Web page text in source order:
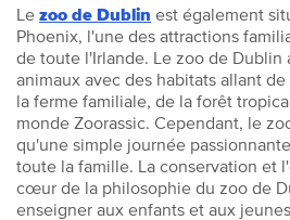
Le zoo de Dublin est également
Phoenix, l'une des attractions
de toute l'Irlande. Le zoo de Dublin
animaux avec des habitats allant
la ferme familiale, de la forêt
monde Zoorassic. Cependant, le
qu'une simple journée
toute la famille. La conservation et
cœur de la philosophie du zoo de
enseigner aux enfants et aux